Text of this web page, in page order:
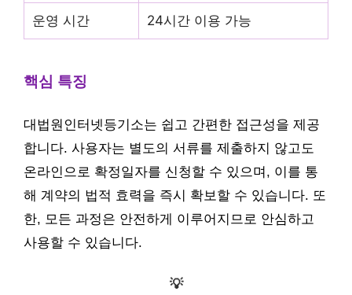
운영 시간 24시간 이용 가능
핵심 특징
대법원인터넷등기소는 쉽고 간편한 접근성을 제공
합니다. 사용자는 별도의 서류를 제출하지 않고도
온라인으로 확정일자를 신청할 수 있으며, 이를 통
해 계약의 법적 효력을 즉시 확보할 수 있습니다. 또
한, 모든 과정은 안전하게 이루어지므로 안심하고
사용할 수 있습니다.
💡